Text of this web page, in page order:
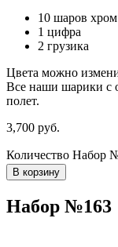
10 шаров хром
1 цифра
2 грузика
Цвета можно
Все наши шарики с
полет.
3,700 руб.
Количество Набор
В корзину
Набор №163